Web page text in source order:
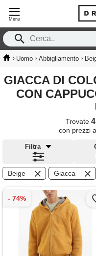
Menu
› Uomo › Abbigliamento ›
GIACCA DI COLORE BEIGE IN PELLE
CON
Trovate 4
con prezzi
Filtra
Beige Giacca